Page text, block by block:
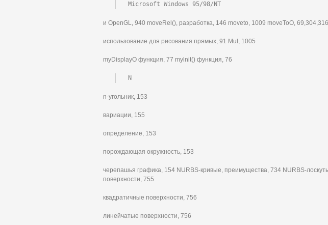
Microsoft Windows 95/98/NT
и OpenGL, 940 moveRel(), разработка, 146 moveto, 1009 moveToO, 69,304,316
использование для рисования прямых, 91 Mul, 1005
myDisplayO функция, 77 mylnit() функция, 76
N
n-угольник, 153
вариации, 155
определение, 153
порождающая окружность, 153
черепашья графика, 154 NURBS-кривые, преимущества, 734 NURBS-
поверхности, 755
квадратичные поверхности, 756
линейчатые поверхности, 756